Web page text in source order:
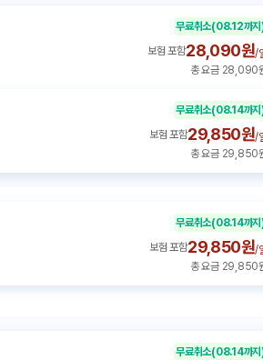
무료취소(08.12까
보험 포함28,090원/
총 요금 28,090
무료취소(08.14까
보험 포함29,850원/
총 요금 29,850
무료취소(08.14까
보험 포함29,850원/
총 요금 29,850
무료취소(08.14까